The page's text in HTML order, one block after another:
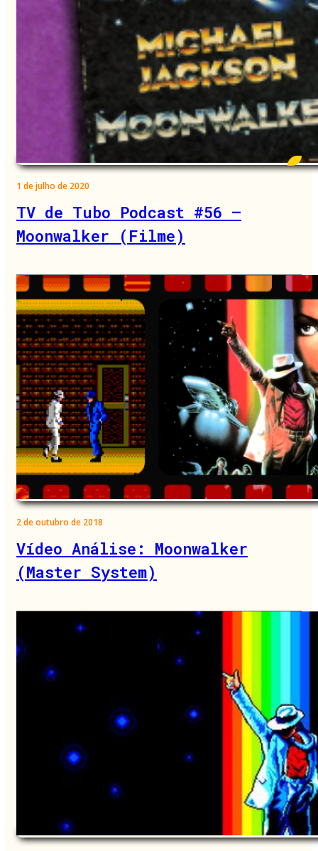
1 de julho de 2020
TV de Tubo Podcast #56 –
Moonwalker (Filme)
2 de outubro de 2018
Vídeo Análise: Moonwalker
(Master System)